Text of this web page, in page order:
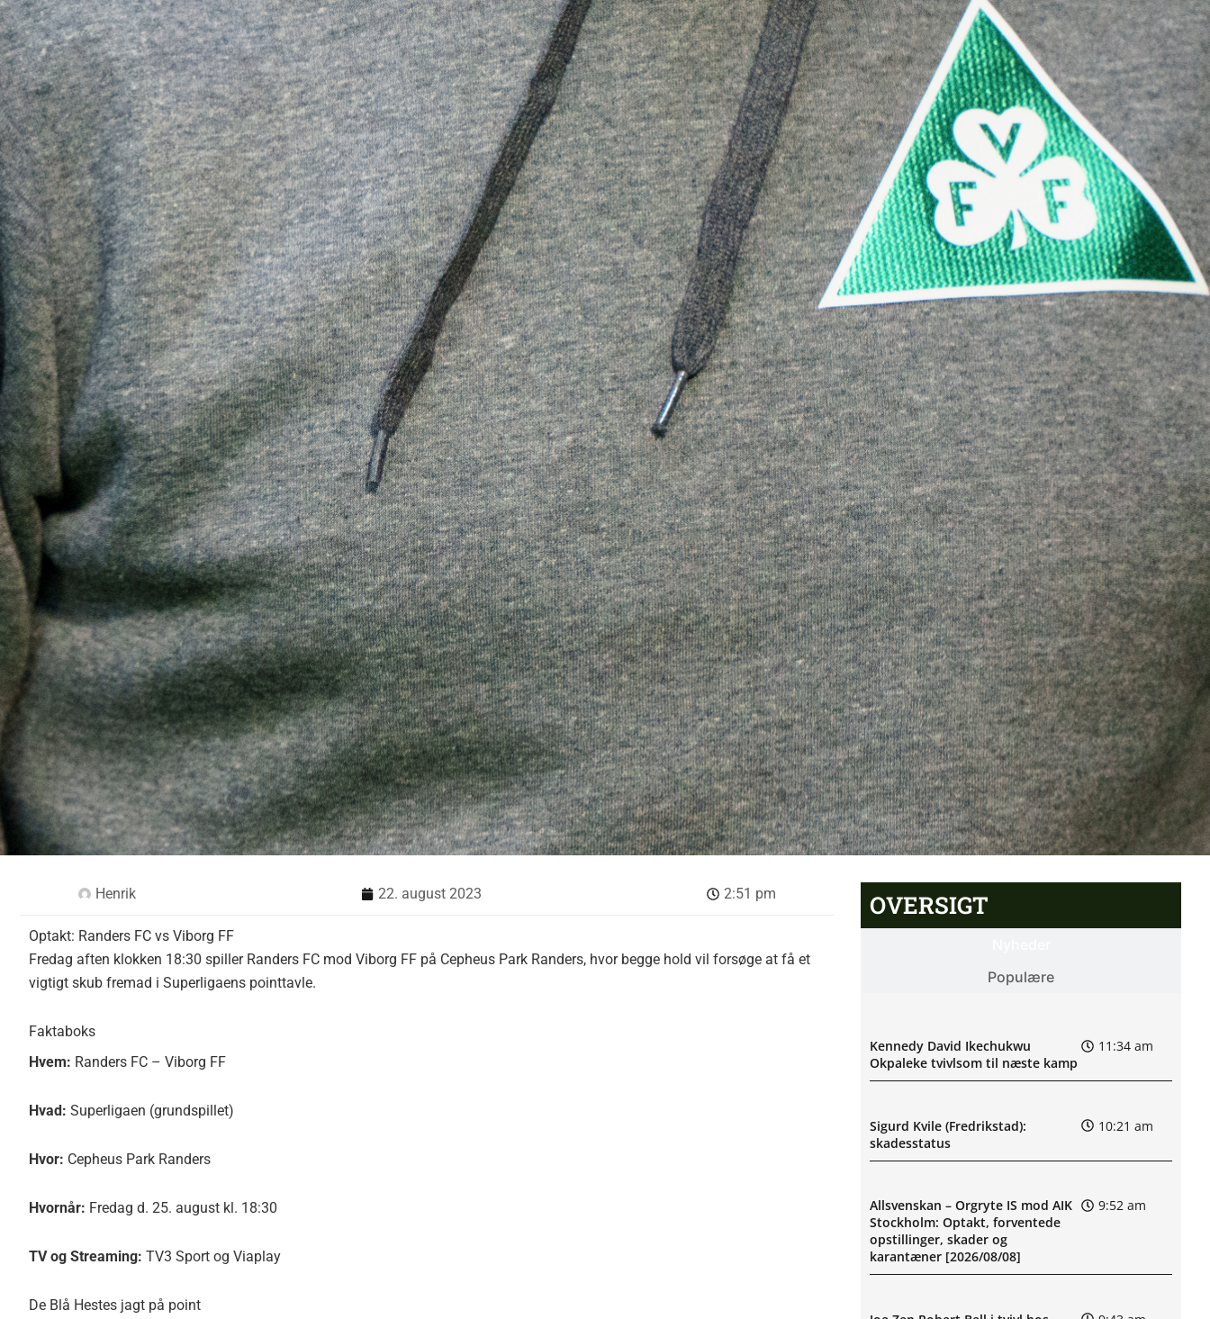
Henrik 22. august 2023 2:51 pm
Optakt: Randers FC vs Viborg FF
Fredag aften klokken 18:30 spiller Randers FC mod Viborg FF på Cepheus Park Randers, hvor begge hold vil forsøge at få et
vigtigt skub fremad i Superligaens pointtavle.
Faktaboks
Hvem: Randers FC – Viborg FF
Hvad: Superligaen (grundspillet)
Hvor: Cepheus Park Randers
Hvornår: Fredag d. 25. august kl. 18:30
TV og Streaming: TV3 Sport og Viaplay
De Blå Hestes jagt på point
OVERSIGT
Populære
Kennedy David Ikechukwu
Okpaleke tvivlsom til næste kamp
11:34 am
Sigurd Kvile (Fredrikstad):
skadesstatus
10:21 am
Allsvenskan – Orgryte IS mod AIK
Stockholm: Optakt, forventede
opstillinger, skader og
karantæner [2026/08/08]
9:52 am